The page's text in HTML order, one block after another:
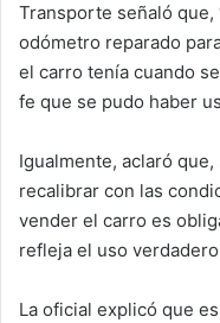
Transporte señaló
odómetro reparado
el carro tenía cuando
fe que se pudo haber
Igualmente, aclaró
recalibrar con las
vender el carro es
refleja el uso
La oficial explicó que